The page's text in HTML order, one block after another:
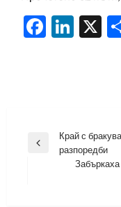
X
Навигация
Previous
Край с
разпоредби